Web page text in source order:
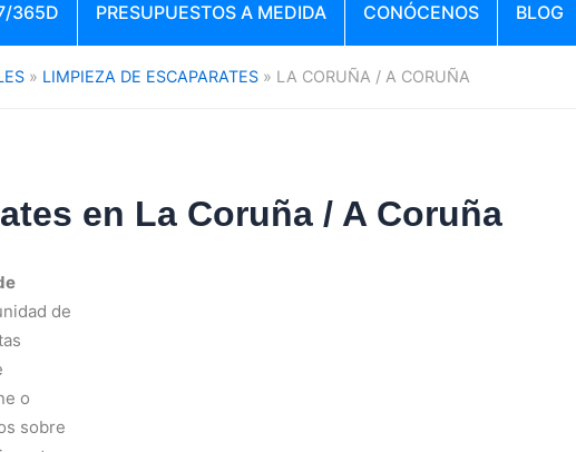
365D PRESUPUESTOS A MEDIDA CONÓCENOS BLOG
LIMPIEZA DE ESCAPARATES LA CORUÑA / A CORUÑA
en La Coruña / A Coruña
de
o
sobre